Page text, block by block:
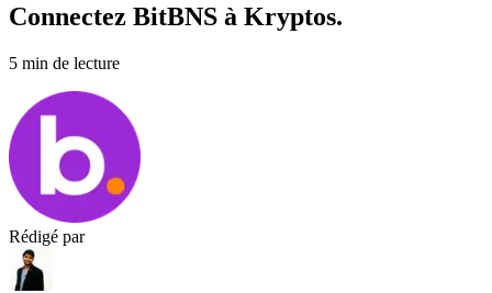
Connectez BitBNS à Kryptos.
5 min de lecture
Rédigé par